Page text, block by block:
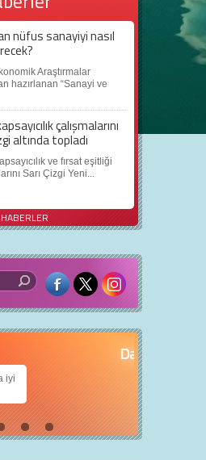
nüfus sanayiyi nasıl
Araştırmalar
hazırlanan “Sanayi ve
çalışmalarını
altında topladı
ve fırsat eşitliği
Sarı Çizgi Yeni...
için yapay zekâ
güzel bir dünya bırakabilmek